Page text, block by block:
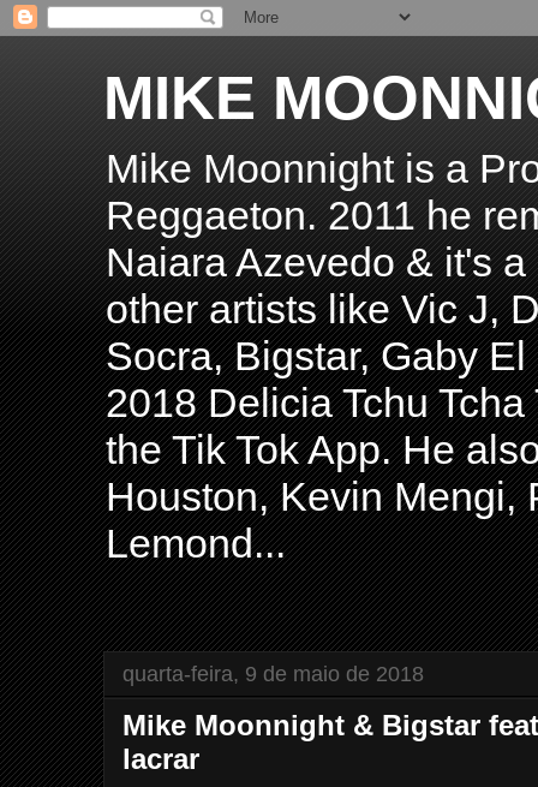
MIKE
Mike Moonnight is a
Reggaeton. 2011 he
Naiara Azevedo & it's
other artists like Vic J,
Socra, Bigstar, Gaby
2018 Delicia Tchu
the Tik Tok App. He
Houston, Kevin Mengi,
Lemond...
quarta-feira, 9 de maio de 2018
Mike Moonnight & Bigstar
lacrar